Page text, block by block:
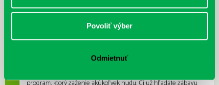
Povoliť výber
Odmietnuť
pobočkách si knihovní...
Leto v knižnici, knižné burzy aj